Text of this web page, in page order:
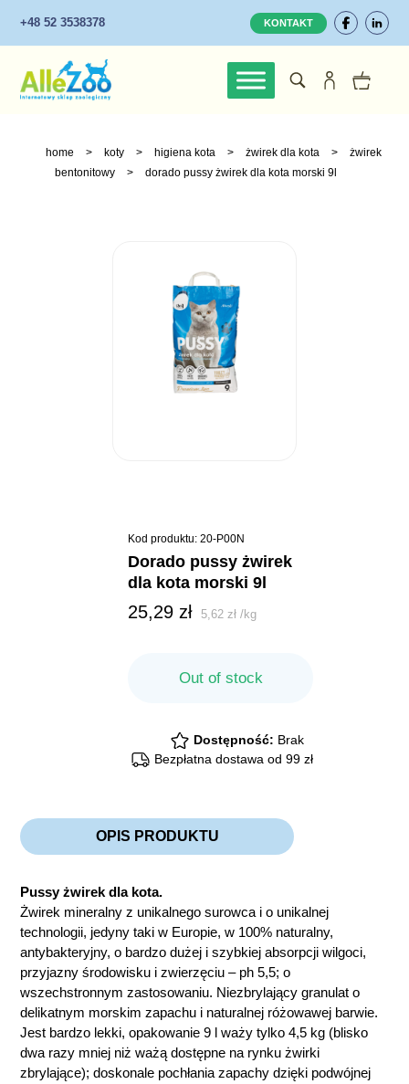
+48 52 3538378 KONTAKT
home > koty > higiena kota > żwirek dla kota >
żwirek
bentonitowy
> dorado pussy żwirek dla kota morski 9l
Kod produktu: 20-P00N
dorado pussy żwirek
dla kota morski 9l
25,29 zł 5,62zł /kg
Out of stock
Dostępność: Brak
Bezpłatna dostawa od 99 zł
OPIS PRODUKTU
Pussy żwirek dla kota.
Żwirek mineralny z unikalnego surowca i o unikalnej
technologii, jedyny taki w Europie, w 100% naturalny,
antybakteryjny, o bardzo dużej i szybkiej absorpcji wilgoci,
przyjazny środowisku i zwierzęciu – ph 5,5; o
wszechstronnym zastosowaniu. Niezbrylający granulat o
delikatnym morskim zapachu i naturalnej różowawej barwie.
Jest bardzo lekki, opakowanie 9 l waży tylko 4,5 kg (blisko
dwa razy mniej niż ważą dostępne na rynku żwirki
zbrylające); doskonale pochłania zapachy dzięki podwójnej